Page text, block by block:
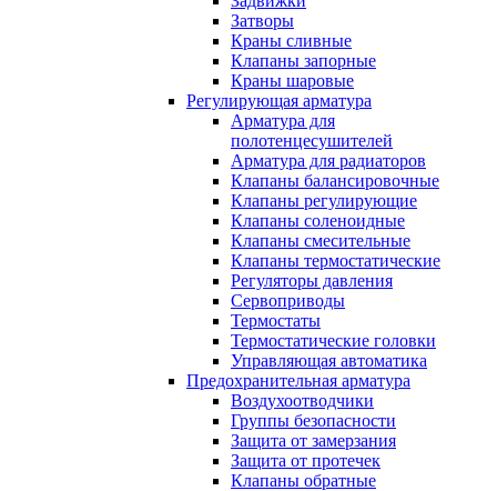
Затворы
Краны сливные
Клапаны запорные
Краны шаровые
Регулирующая арматура
Арматура для
полотенцесушителей
Арматура для радиаторов
Клапаны балансировочные
Клапаны регулирующие
Клапаны соленоидные
Клапаны смесительные
Клапаны термостатические
Регуляторы давления
Сервоприводы
Термостаты
Термостатические головки
Управляющая автоматика
Предохранительная арматура
Воздухоотводчики
Группы безопасности
Защита от замерзания
Защита от протечек
Клапаны обратные